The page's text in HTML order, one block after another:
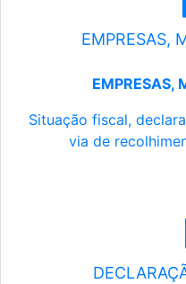
EMPRESAS,
EMPRESAS,
Situação fiscal,
via de